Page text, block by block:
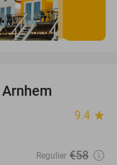
9.4 star
Regulier €58